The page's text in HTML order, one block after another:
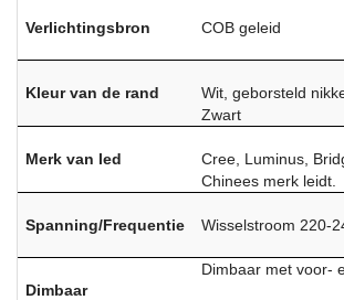
Verlichtingsbron COB geleid
Kleur van de rand
Wit, geborsteld
Zwart
Merk van led
Cree, Luminus,
Chinees merk leidt.
Spanning/Frequentie Wisselstroom 220-
Dimbaar
Dimbaar met voor-